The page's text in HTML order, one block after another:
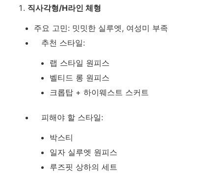
직사각형/H라인 체형
주요 고민: 밋밋한 실루엣, 여성미 부족
추천 스타일:
랩 스타일 원피스
벨티드 롱 원피스
크롭탑 + 하이웨스트 스커트
피해야 할 스타일:
박스티
일자 실루엣 원피스
루즈핏 상하의 세트